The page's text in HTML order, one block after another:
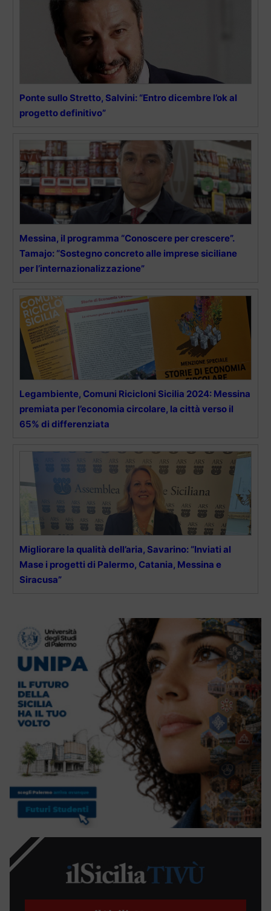
Ponte sullo Stretto, Salvini: “Entro dicembre l’ok al
progetto definitivo”
Messina, il programma “Conoscere per crescere”.
Tamajo: “Sostegno concreto alle imprese siciliane
per l’internazionalizzazione”
Legambiente, Comuni Ricicloni Sicilia 2024: Messina
premiata per l’economia circolare, la città verso il
65% di differenziata
Migliorare la qualità dell’aria, Savarino: “Inviati al
Mase i progetti di Palermo, Catania, Messina e
Siracusa”